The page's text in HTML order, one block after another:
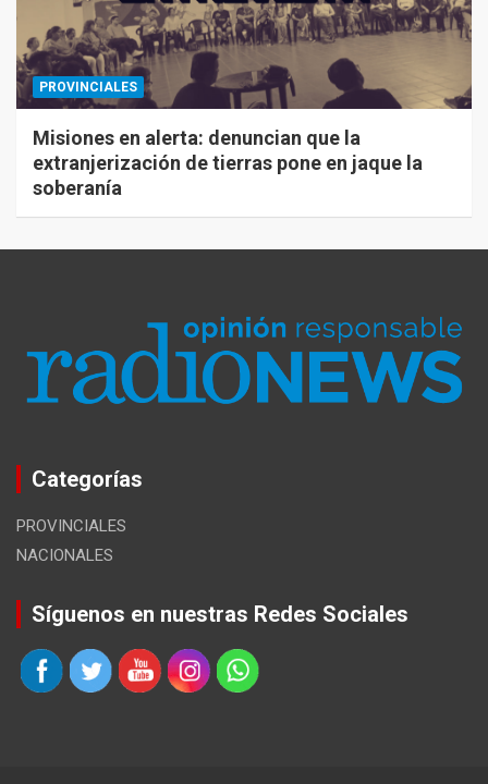
PROVINCIALES
Misiones en alerta: denuncian que la
extranjerización de tierras pone en jaque la
soberanía
Categorías
PROVINCIALES
NACIONALES
Síguenos en nuestras Redes Sociales